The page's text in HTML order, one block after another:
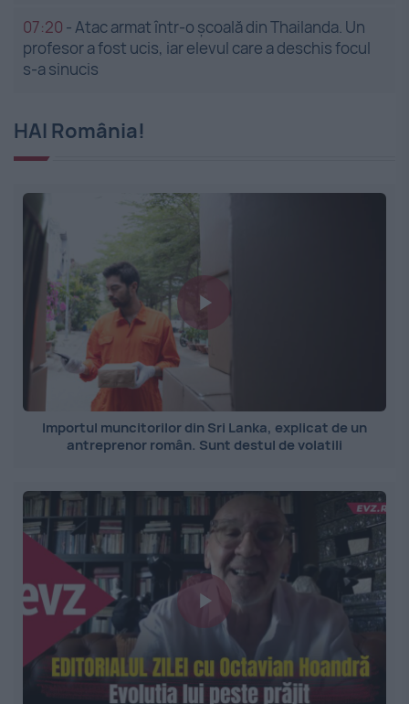
07:20 -Atac armat într-o școală din Thailanda. Un
profesor a fost ucis, iar elevul care a deschis focul
s-a sinucis
HAI România!
Importul muncitorilor din Sri Lanka, explicat de un
antreprenor român. Sunt destul de volatili